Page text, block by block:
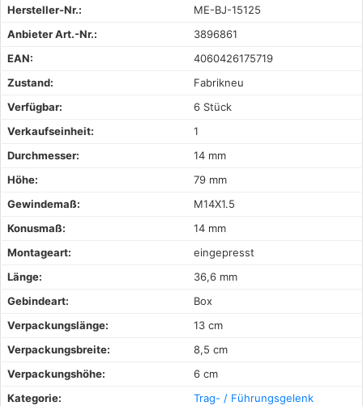
Hersteller-Nr.:
ME-BJ-15125
Anbieter Art.-Nr.:
3896861
EAN:
4060426175719
Zustand:
Fabrikneu
Verfügbar:
6 Stück
Verkaufseinheit:
1
Durchmesser:
14 mm
Höhe:
79 mm
Gewindemaß:
M14X1.5
Konusmaß:
14 mm
Montageart:
eingepresst
Länge:
36,6 mm
Gebindeart:
Box
Verpackungslänge:
13 cm
Verpackungsbreite:
8,5 cm
Verpackungshöhe:
6 cm
Kategorie:
Trag- / Führungsgelenk